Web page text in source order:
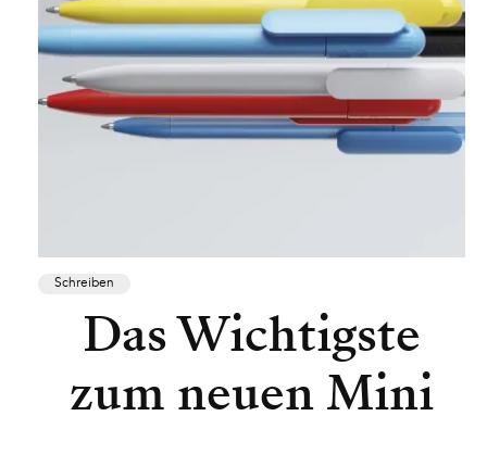
Schreiben
Das Wichtigste
zum neuen Mini